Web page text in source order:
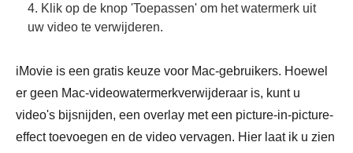
4. Klik op de knop 'Toepassen' om het watermerk uit
uw video te verwijderen.
iMovie is een gratis keuze voor Mac-gebruikers. Hoewel
er geen Mac-videowatermerkverwijderaar is, kunt u
video's bijsnijden, een overlay met een picture-in-picture-
effect toevoegen en de video vervagen. Hier laat ik u zien